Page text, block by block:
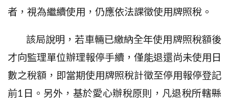
者，視為繼續使用，仍應依法課徵使用牌照稅。
該局說明，若車輛已繳納全年使用牌照稅額後
才向監理單位辦理報停手續，僅能退還尚未使用日
數之稅額，即當期使用牌照稅計徵至停用報停登記
前1 日。另外，基於愛心辦稅原則，凡退稅所轄縣